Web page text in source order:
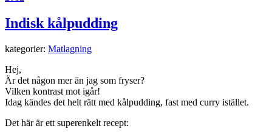
Indisk kålpudding
kategorier: Matlagning
Hej,
Är det någon mer än jag som fryser?
Vilken kontrast mot igår!
Idag kändes det helt rätt med kålpudding, fast med curry istället.
Det här är ett superenkelt recept: